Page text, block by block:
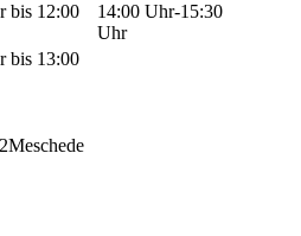
bis 12:00
14:00 Uhr-15:30
Uhr
bis 13:00
Meschede